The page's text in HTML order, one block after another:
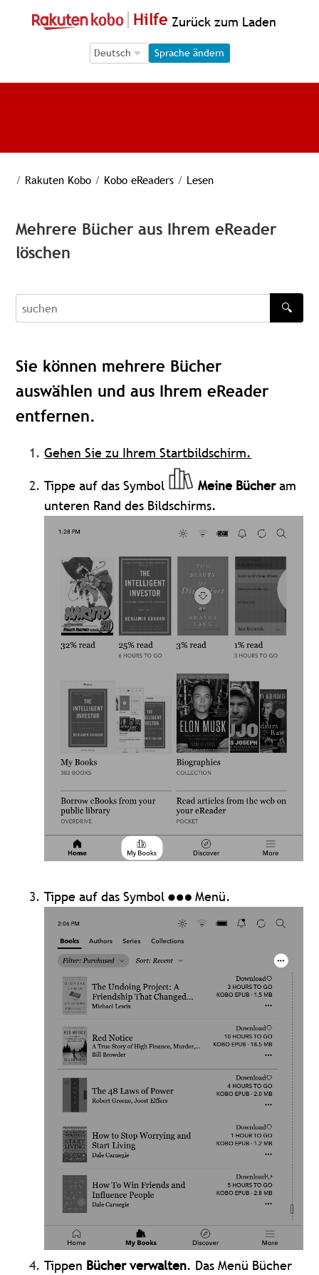
Hilfe Zurück zum Laden
Language Selection
Language Selection
Sprache ändern
/ Rakuten Kobo / Kobo eReaders / Lesen
Mehrere Bücher aus Ihrem eReader
löschen
recherche
🔍
Sie können mehrere Bücher
auswählen und aus Ihrem eReader
entfernen.
Gehen Sie zu Ihrem Startbildschirm.
Tippe auf das Symbol
Meine Bücheram
unteren Rand des Bildschirms.
Tippe auf das Symbol Menü.
Tippen Bücher verwalten. Das Menü Bücher